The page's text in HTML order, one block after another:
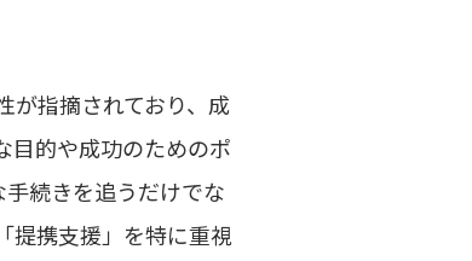
が指摘されており、成
目的や成功のためのポ
続きを追うだけでな
提携支援」を特に重視